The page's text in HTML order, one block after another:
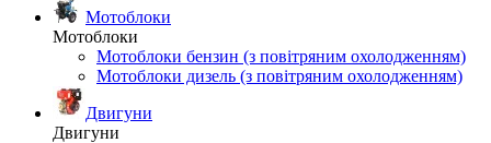
Мотоблоки
Мотоблоки
Мотоблоки бензин (з повітряним охолодженням)
Мотоблоки дизель (з повітряним охолодженням)
Двигуни
Двигуни